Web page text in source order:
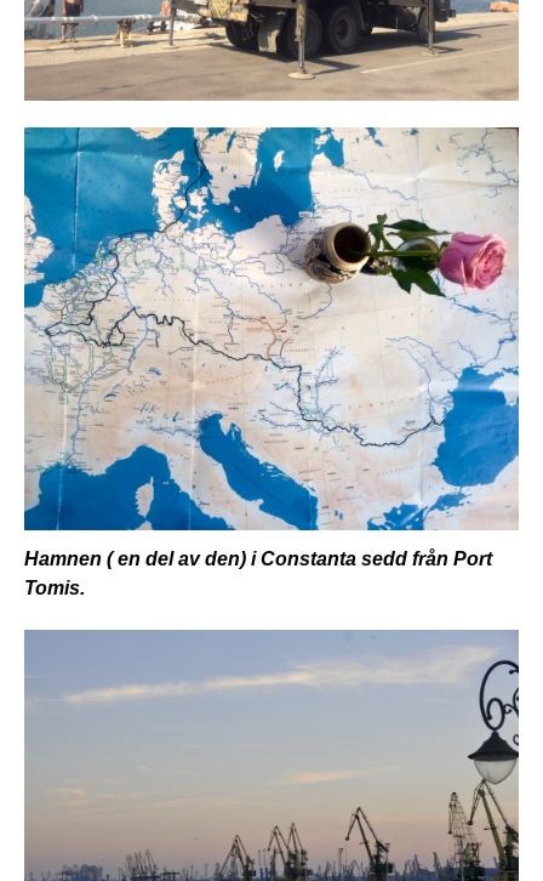
Hamnen ( en del av den) i Constanta sedd från Port
Tomis.